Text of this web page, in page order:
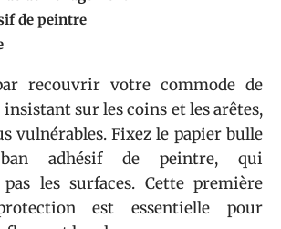
de peintre
recouvrir votre commode de
sur les coins et les arêtes,
vulnérables. Fixez le papier bulle
adhésif de peintre, qui
pas les surfaces. Cette première
est essentielle pour